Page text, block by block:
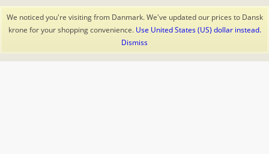
We noticed you're visiting from Danmark. We've updated our prices to Dansk
krone for your shopping convenience. Use United States (US) dollar instead.
Dismiss